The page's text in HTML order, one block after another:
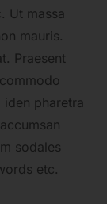
Ut massa
mauris.
Praesent
pharetra
sodales
etc.